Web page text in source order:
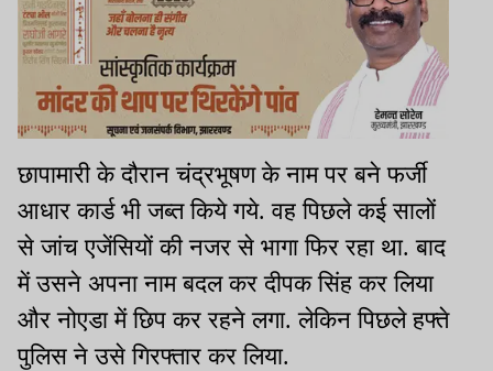
छापामारी के दौरान चंद्रभूषण के नाम पर बने फर्जी
आधार कार्ड भी जब्त किये गये. वह पिछले कई सालों
से जांच एजेंसियों की नजर से भागा फिर रहा था. बाद
में उसने अपना नाम बदल कर दीपक सिंह कर लिया
और नोएडा में छिप कर रहने लगा. लेकिन पिछले हफ्ते
पुलिस ने उसे गिरफ्तार कर लिया.